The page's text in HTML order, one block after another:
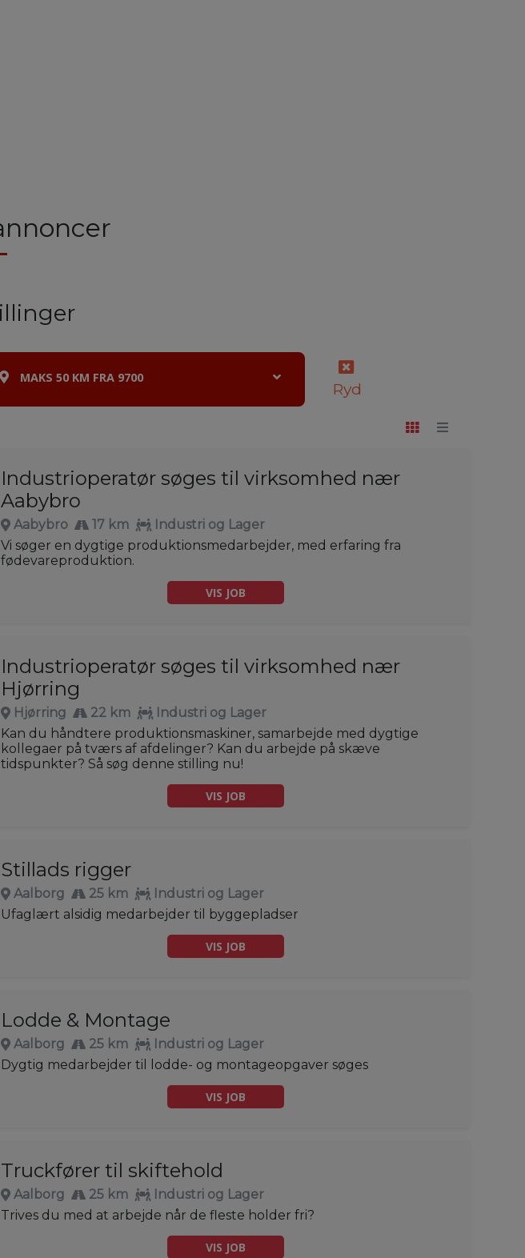
MAKS 50 KM FRA 9700
Ryd
Industrioperatør søges til virksomhed nær
Aabybro
Aabybro 17 km
Industri og Lager
Vi søger en dygtige produktionsmedarbejder, med erfaring fra
fødevareproduktion.
VIS JOB
Industrioperatør søges til virksomhed nær
Hjørring
Hjørring 22 km
Industri og Lager
Kan du håndtere produktionsmaskiner, samarbejde med dygtige
kollegaer på tværs af afdelinger? Kan du arbejde på skæve
tidspunkter? Så søg denne stilling nu!
VIS JOB
Stillads rigger
Aalborg 25 km
Industri og Lager
Ufaglært alsidig medarbejder til byggepladser
VIS JOB
Lodde & Montage
Aalborg 25 km
Industri og Lager
Dygtig medarbejder til lodde- og montageopgaver søges
VIS JOB
Truckfører til skiftehold
Aalborg 25 km
Industri og Lager
Trives du med at arbejde når de fleste holder fri?
VIS JOB